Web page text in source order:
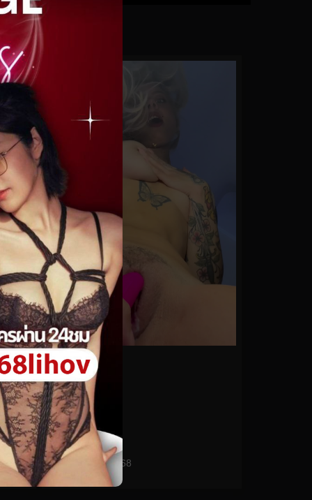
0%
imsadspice No.168
0
watch video